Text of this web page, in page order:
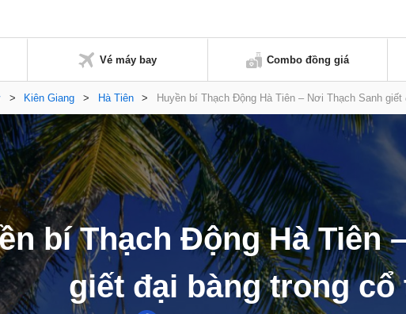
Vé máy bay Combo đồng giá
> Kiên Giang > Hà Tiên > Huyền bí Thạch Động Hà Tiên – Nơi Thạch Sanh
bí Thạch Động Hà Tiên
giết đại bàng trong